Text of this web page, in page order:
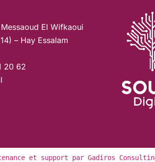
El Wifkaoui
– Hay Essalam
20 62
et support par Gadiros